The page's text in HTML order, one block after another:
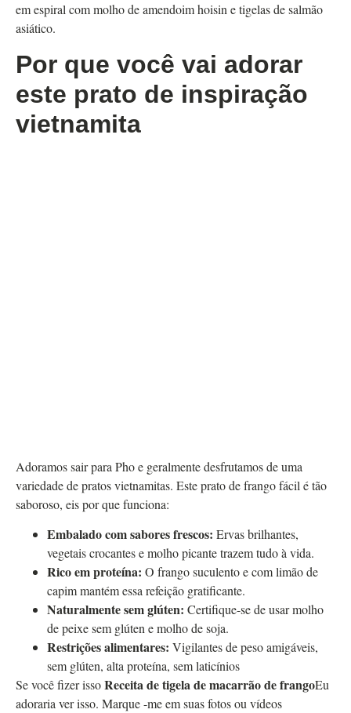
em espiral com molho de amendoim hoisin e tigelas de salmão
asiático.
Por que você vai adorar
este prato de inspiração
vietnamita
Adoramos sair para Pho e geralmente desfrutamos de uma
variedade de pratos vietnamitas. Este prato de frango fácil é tão
saboroso, eis por que funciona:
Embalado com sabores frescos: Ervas brilhantes,
vegetais crocantes e molho picante trazem tudo à vida.
Rico em proteína: O frango suculento e com limão de
capim mantém essa refeição gratificante.
Naturalmente sem glúten: Certifique-se de usar molho
de peixe sem glúten e molho de soja.
Restrições alimentares: Vigilantes de peso amigáveis,
sem glúten, alta proteína, sem laticínios
Se você fizer issoReceita de tigela de macarrão de frangoEu
adoraria ver isso. Marque -me em suas fotos ou vídeos